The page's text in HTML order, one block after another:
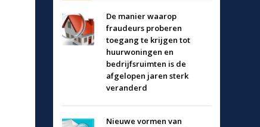
De manier waarop
fraudeurs proberen
toegang te krijgen tot
huurwoningen en
bedrijfsruimten is de
afgelopen jaren sterk
veranderd
Nieuwe vormen van